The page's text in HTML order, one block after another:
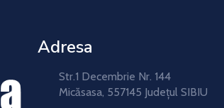
Adresa
Str.1 Decembrie Nr. 144
Micăsasa, 557145 Județul SIBIU